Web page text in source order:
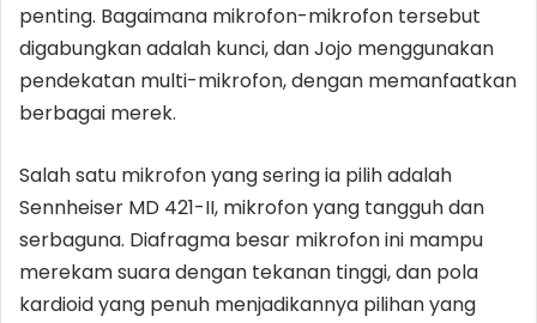
penting. Bagaimana mikrofon-mikrofon tersebut
digabungkan adalah kunci, dan Jojo menggunakan
pendekatan multi-mikrofon, dengan memanfaatkan
berbagai merek.
Salah satu mikrofon yang sering ia pilih adalah
Sennheiser MD 421-II, mikrofon yang tangguh dan
serbaguna. Diafragma besar mikrofon ini mampu
merekam suara dengan tekanan tinggi, dan pola
kardioid yang penuh menjadikannya pilihan yang